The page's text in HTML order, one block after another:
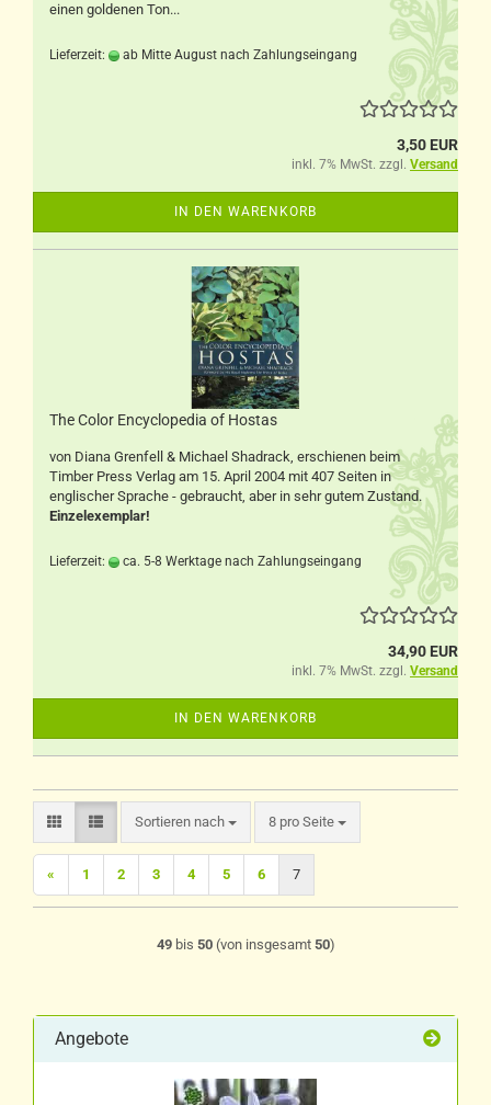
einen goldenen Ton...
Lieferzeit: ab Mitte August nach Zahlungseingang
3,50 EUR
inkl. 7% MwSt. zzgl. Versand
IN DEN WARENKORB
The Color Encyclopedia of Hostas
von Diana Grenfell & Michael Shadrack, erschienen beim
Timber Press Verlag am 15. April 2004 mit 407 Seiten in
englischer Sprache - gebraucht, aber in sehr gutem Zustand.
Einzelexemplar!
Lieferzeit: ca. 5-8 Werktage nach Zahlungseingang
34,90 EUR
inkl. 7% MwSt. zzgl. Versand
IN DEN WARENKORB
Sortieren nach
Sortieren nach 8 pro Seite
pro Seite
« 1 2 3 4 5 6 7
49bis 50(von insgesamt 50)
Angebote